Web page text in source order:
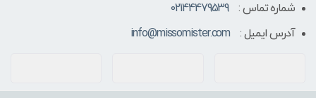
شماره تماس :
02144479539
آدرس ایمیل :
info@missomister.com